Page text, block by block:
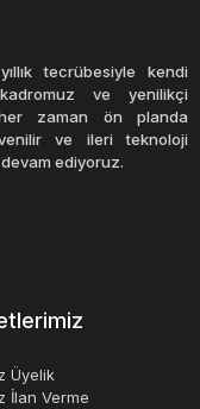
onarımında
kalitesi,
önemlidir.
makine
enerji ve
ürünlerin
işletmelere
tecrübesiyle kendi
ve yenilikçi
her zaman ön planda
ve ileri teknoloji
ediyoruz.
Üyelik
İlan Verme